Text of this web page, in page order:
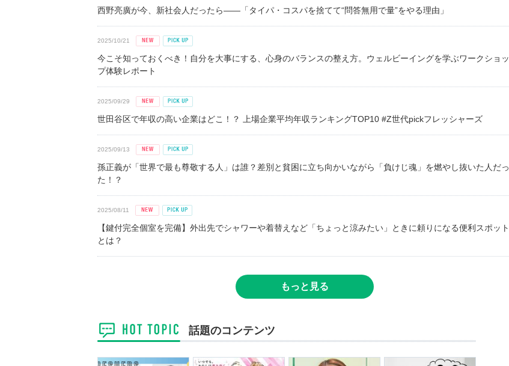
西野亮廣が今、新社会人だったら――「タイパ・コスパを捨てて“問答無用で量”をやる理由」
2025/10/21
今こそ知っておくべき！自分を大事にする、心身のバランスの整え方。ウェルビーイングを学ぶワークショッ
プ体験レポート
2025/09/29
世田谷区で年収の高い企業はどこ！？ 上場企業平均年収ランキングTOP10 #Z世代pickフレッシャーズ
2025/09/13
孫正義が「世界で最も尊敬する人」は誰？差別と貧困に立ち向かいながら「負けじ魂」を燃やし抜いた人だっ
た！？
2025/08/11
【鍵付完全個室を完備】外出先でシャワーや着替えなど「ちょっと涼みたい」ときに頼りになる便利スポット
とは？
もっと見る
話題のコンテンツ